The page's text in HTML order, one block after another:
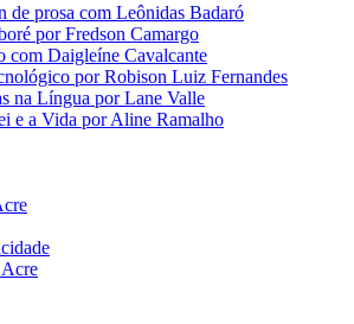
de prosa com Leônidas Badaró
por Fredson Camargo
com Daigleíne Cavalcante
por Robison Luiz Fernandes
na Língua por Lane Valle
e a Vida por Aline Ramalho